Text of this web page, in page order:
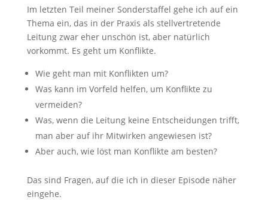
Im letzten Teil meiner Sonderstaffel gehe ich auf ein
Thema ein, das in der Praxis als stellvertretende
Leitung zwar eher unschön ist, aber natürlich
vorkommt. Es geht um Konflikte.
Wie geht man mit Konflikten um?
Was kann im Vorfeld helfen, um Konflikte zu
vermeiden?
Was, wenn die Leitung keine Entscheidungen trifft,
man aber auf ihr Mitwirken angewiesen ist?
Aber auch, wie löst man Konflikte am besten?
Das sind Fragen, auf die ich in dieser Episode näher
eingehe.